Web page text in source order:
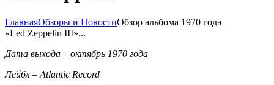
ГлавнаяОбзоры и НовостиОбзор альбома 1970 года
«Led Zeppelin III»...
Дата выхода – октябрь 1970 года
Лейбл – Atlantic Record